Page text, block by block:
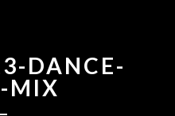
DANCE-
MIX